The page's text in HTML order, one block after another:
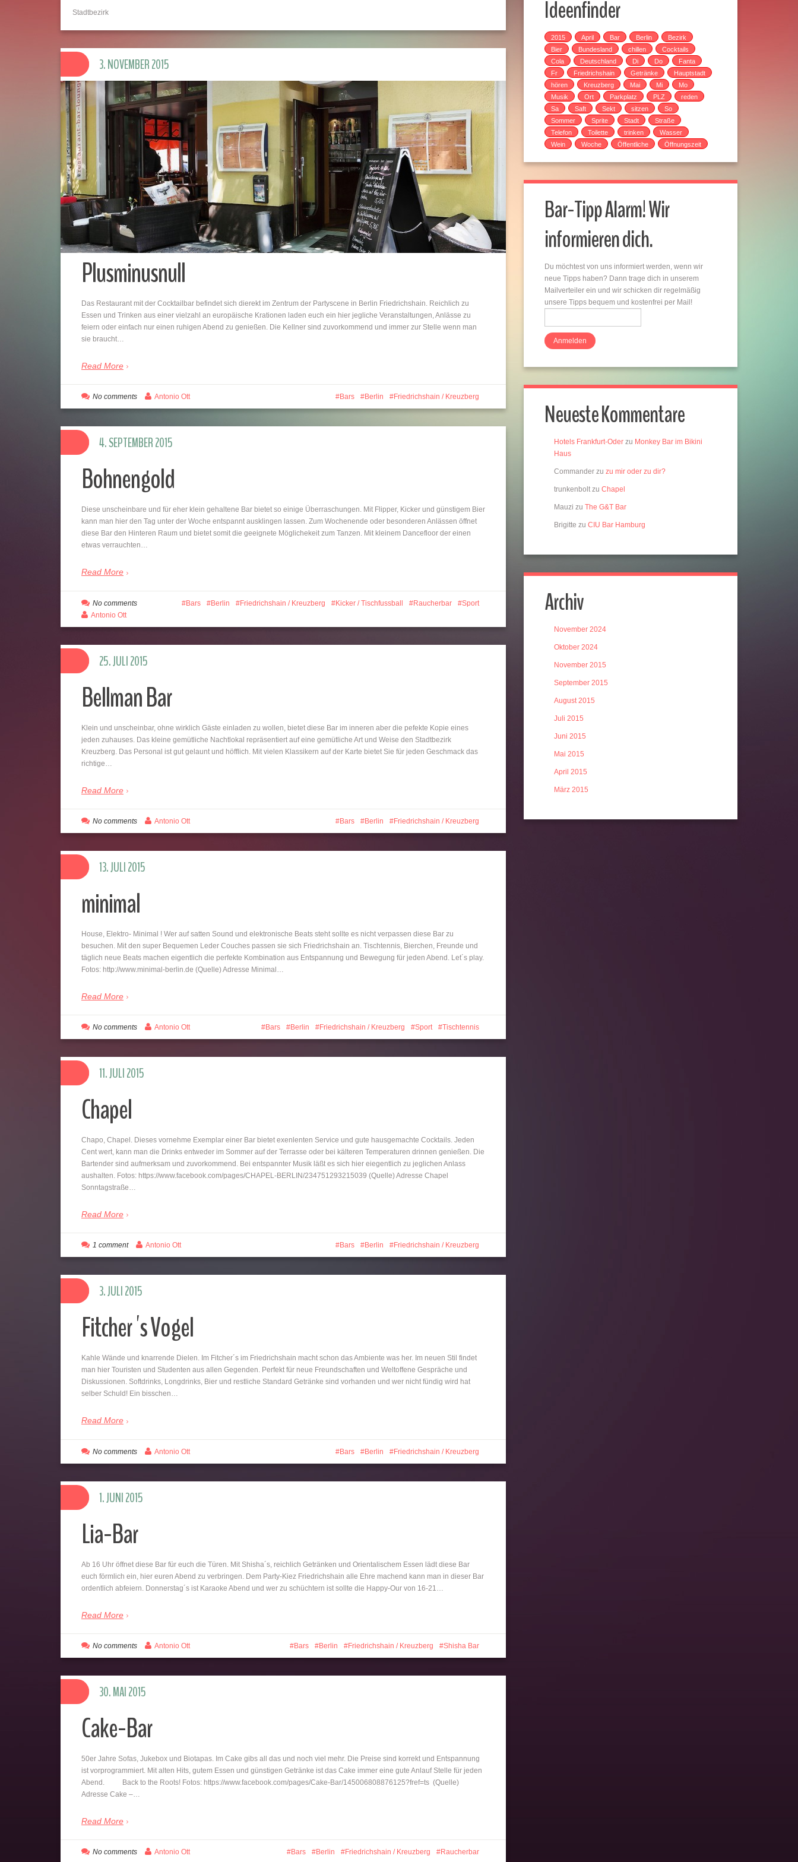
Stadtbezirk
Plusminusnull
Das Restaurant mit der Cocktailbar befindet sich dierekt im Zentrum der Partyscene in Berlin Friedrichshain. Reichlich zu
Essen und Trinken aus einer vielzahl an europäische Krationen laden euch ein hier jegliche Veranstaltungen, Anlässe zu
feiern oder einfach nur einen ruhigen Abend zu genießen. Die Kellner sind zuvorkommend und immer zur Stelle wenn man
sie braucht…
Read More
3. NOVEMBER 2015
Bars Berlin Friedrichshain / Kreuzberg
No comments Antonio Ott
Bohnengold
Diese unscheinbare und für eher klein gehaltene Bar bietet so einige Überraschungen. Mit Flipper, Kicker und günstigem Bier
kann man hier den Tag unter der Woche entspannt ausklingen lassen. Zum Wochenende oder besonderen Anlässen öffnet
diese Bar den Hinteren Raum und bietet somit die geeignete Möglichekeit zum Tanzen. Mit kleinem Dancefloor der einen
etwas verrauchten…
Read More
4. SEPTEMBER 2015
Bars Berlin Friedrichshain / Kreuzberg Kicker / Tischfussball Raucherbar Sport
No comments
Antonio Ott
Bellman Bar
Klein und unscheinbar, ohne wirklich Gäste einladen zu wollen, bietet diese Bar im inneren aber die pefekte Kopie eines
jeden zuhauses. Das kleine gemütliche Nachtlokal repräsentiert auf eine gemütliche Art und Weise den Stadtbezirk
Kreuzberg. Das Personal ist gut gelaunt und höfflich. Mit vielen Klassikern auf der Karte bietet Sie für jeden Geschmack das
richtige…
Read More
25. JULI 2015
Bars Berlin Friedrichshain / Kreuzberg
No comments Antonio Ott
minimal
House, Elektro- Minimal ! Wer auf satten Sound und elektronische Beats steht sollte es nicht verpassen diese Bar zu
besuchen. Mit den super Bequemen Leder Couches passen sie sich Friedrichshain an. Tischtennis, Bierchen, Freunde und
täglich neue Beats machen eigentlich die perfekte Kombination aus Entspannung und Bewegung für jeden Abend. Let´s play.
Fotos: http://www.minimal-berlin.de (Quelle) Adresse Minimal…
Read More
13. JULI 2015
Bars Berlin Friedrichshain / Kreuzberg Sport Tischtennis
No comments Antonio Ott
Chapel
Chapo, Chapel. Dieses vornehme Exemplar einer Bar bietet exenlenten Service und gute hausgemachte Cocktails. Jeden
Cent wert, kann man die Drinks entweder im Sommer auf der Terrasse oder bei kälteren Temperaturen drinnen genießen. Die
Bartender sind aufmerksam und zuvorkommend. Bei entspannter Musik läßt es sich hier eiegentlich zu jeglichen Anlass
aushalten. Fotos: https://www.facebook.com/pages/CHAPEL-BERLIN/234751293215039 (Quelle) Adresse Chapel
Sonntagstraße…
Read More
11. JULI 2015
Bars Berlin Friedrichshain / Kreuzberg
1 comment Antonio Ott
Fitcher´s Vogel
Kahle Wände und knarrende Dielen. Im Fitcher´s im Friedrichshain macht schon das Ambiente was her. Im neuen Stil findet
man hier Touristen und Studenten aus allen Gegenden. Perfekt für neue Freundschaften und Weltoffene Gespräche und
Diskussionen. Softdrinks, Longdrinks, Bier und restliche Standard Getränke sind vorhanden und wer nicht fündig wird hat
selber Schuld! Ein bisschen…
Read More
3. JULI 2015
Bars Berlin Friedrichshain / Kreuzberg
No comments Antonio Ott
Lia-Bar
Ab 16 Uhr öffnet diese Bar für euch die Türen. Mit Shisha´s, reichlich Getränken und Orientalischem Essen lädt diese Bar
euch förmlich ein, hier euren Abend zu verbringen. Dem Party-Kiez Friedrichshain alle Ehre machend kann man in dieser Bar
ordentlich abfeiern. Donnerstag´s ist Karaoke Abend und wer zu schüchtern ist sollte die Happy-Our von 16-21…
Read More
1. JUNI 2015
Bars Berlin Friedrichshain / Kreuzberg Shisha Bar
No comments Antonio Ott
Cake-Bar
50er Jahre Sofas, Jukebox und Biotapas. Im Cake gibs all das und noch viel mehr. Die Preise sind korrekt und Entspannung
ist vorprogrammiert. Mit alten Hits, gutem Essen und günstigen Getränke ist das Cake immer eine gute Anlauf Stelle für jeden
Abend. Back to the Roots! Fotos: https://www.facebook.com/pages/Cake-Bar/145006808876125?fref=ts (Quelle)
Adresse Cake –…
Read More
30. MAI 2015
Bars Berlin Friedrichshain / Kreuzberg Raucherbar
No comments Antonio Ott
Ideenfinder
2015 April Bar Berlin
Bezirk
Bier
Bundesland chillen
Cocktails
Cola
Deutschland Di Do
Fanta
Fr
Friedrichshain Getränke
Hauptstadt
hören
Kreuzberg Mai Mi
Mo
Musik
Ort Parkplatz PLZ
reden
Sa
Saft Sekt sitzen
So
Sommer
Sprite Stadt
Straße
Telefon
Toilette trinken
Wasser
Wein
Woche Öffentliche Öffnungszeit
Bar-Tipp Alarm! Wir
informieren dich.
Du möchtest von uns informiert werden, wenn wir
neue Tipps haben? Dann trage dich in unserem
Mailverteiler ein und wir schicken dir regelmäßig
unsere Tipps bequem und kostenfrei per Mail!
Neueste Kommentare
Hotels Frankfurt-Oder zu Monkey Bar im Bikini
Haus
Commander zu zu mir oder zu dir?
trunkenboltzu Chapel
Mauzi zu The G&T Bar
Brigitte zu CIU Bar Hamburg
Archiv
November 2024
Oktober 2024
November 2015
September 2015
August 2015
Juli 2015
Juni 2015
Mai 2015
April 2015
März 2015
Save
http://barsindeinerstadt.de/category/berlin/friedrichshain-
kreuzberg/">